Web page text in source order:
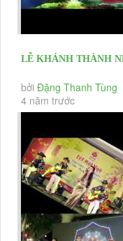
LỄ KHÁNH THÀNH
NINH THUẬN BAN
bởi Đặng Thanh Tùng
4 năm trước